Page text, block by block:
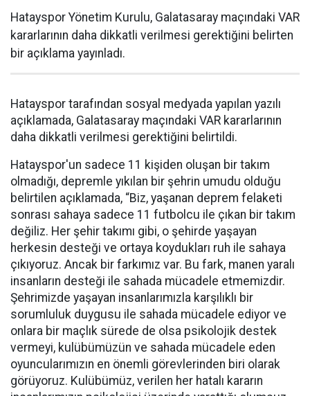
Hatayspor Yönetim Kurulu, Galatasaray maçındaki VAR
kararlarının daha dikkatli verilmesi gerektiğini belirten
bir açıklama yayınladı.
Hatayspor tarafından sosyal medyada yapılan yazılı
açıklamada, Galatasaray maçındaki VAR kararlarının
daha dikkatli verilmesi gerektiğini belirtildi.
Hatayspor'un sadece 11 kişiden oluşan bir takım
olmadığı, depremle yıkılan bir şehrin umudu olduğu
belirtilen açıklamada, “Biz, yaşanan deprem felaketi
sonrası sahaya sadece 11 futbolcu ile çıkan bir takım
değiliz. Her şehir takımı gibi, o şehirde yaşayan
herkesin desteği ve ortaya koydukları ruh ile sahaya
çıkıyoruz. Ancak bir farkımız var. Bu fark, manen yaralı
insanların desteği ile sahada mücadele etmemizdir.
Şehrimizde yaşayan insanlarımızla karşılıklı bir
sorumluluk duygusu ile sahada mücadele ediyor ve
onlara bir maçlık sürede de olsa psikolojik destek
vermeyi, kulübümüzün ve sahada mücadele eden
oyuncularımızın en önemli görevlerinden biri olarak
görüyoruz. Kulübümüz, verilen her hatalı kararın